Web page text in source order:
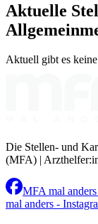
Aktuelle
Aktuell gibt es
Die Stellen- und
(MFA) |
MFA mal
mal anders -